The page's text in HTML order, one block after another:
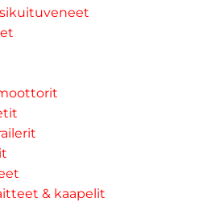
& kaapelit